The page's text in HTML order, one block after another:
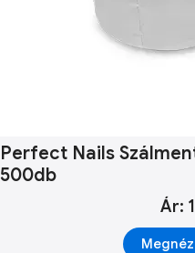
Perfect Nails
500db
Ár: